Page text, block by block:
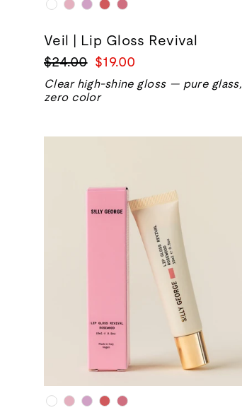
Veil | Lip Gloss Revival
正
常
价
$24.00 销
售
价
$19.00
Clear high-shine gloss — pure glass,
zero color